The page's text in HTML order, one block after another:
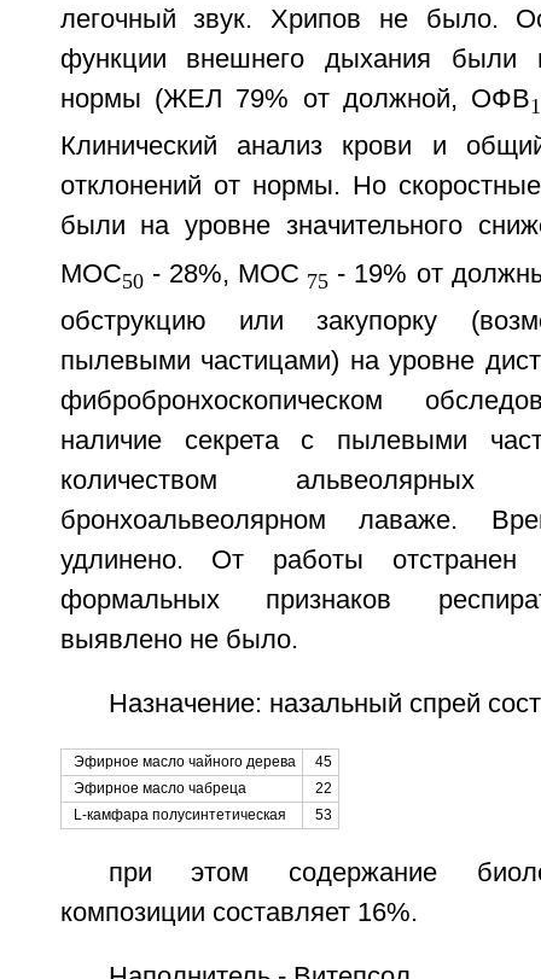
легочный звук. Хрипов не было.
функции внешнего дыхания были
нормы (ЖЕЛ 79% от должной, ОФВ1
Клинический анализ крови и
отклонений от нормы. Но
были на уровне значительного
МОС50- 28%, МОС 75 - 19% от
обструкцию или закупорку
пылевыми частицами) на уровне
фибробронхоскопическом
наличие секрета с пылевыми
количеством
бронхоальвеолярном лаваже.
удлинено. От работы
формальных признаков
выявлено не было.
Назначение: назальный спрей
Эфирное масло чайного дерева
45
Эфирное масло чабреца
22
L-камфара полусинтетическая
53
при этом содержание
композиции составляет 16%.